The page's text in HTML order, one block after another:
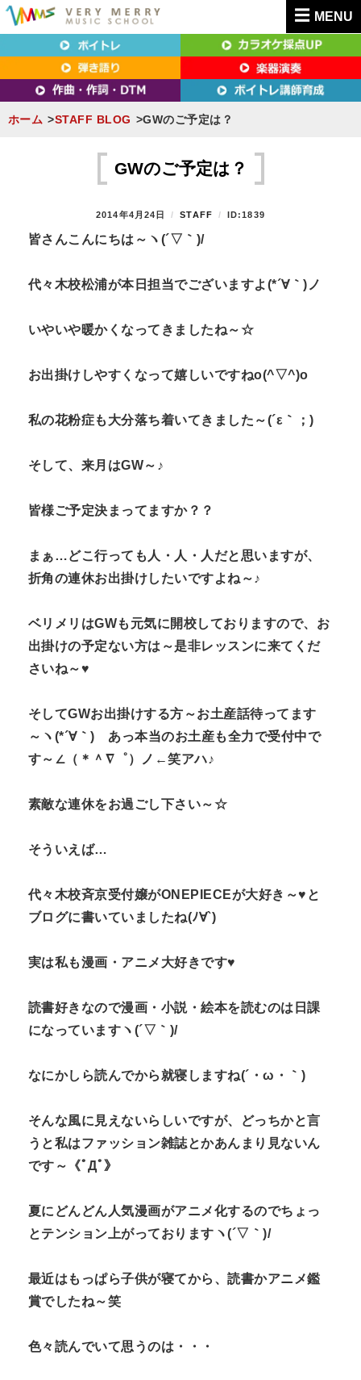
MENU
東京（新宿・八王子）・横浜・名古屋・京都で
「本気」になれるボイトレ教室｜VERY MERRY
MUSIC SCHOOL（ベリーメリー）
東京（新宿・八王子）・横浜・名古屋・京都で「本気」になれるボイトレ教室｜
VERY MERRY MUSIC SCHOOL（ベリーメリー）
ホーム STAFF BLOG GWのご予定は？
GWのご予定は？
P
S
E
D
2014年4月24日
B
STAFF ID:1839
皆さんこんにちは～ヽ(´▽｀)/
代々木校松浦が本日担当でございますよ(*´∀｀)ノ
いやいや暖かくなってきましたね～☆
お出掛けしやすくなって嬉しいですねo(^▽^)o
私の花粉症も大分落ち着いてきました～(´ε｀；)
そして、来月はGW～♪
皆様ご予定決まってますか？？
まぁ…どこ行っても人・人・人だと思いますが、
折角の連休お出掛けしたいですよね～♪
ベリメリはGWも元気に開校しておりますので、お
出掛けの予定ない方は～是非レッスンに来てくだ
さいね～♥
そしてGWお出掛けする方～お土産話待ってます
～ヽ(*´∀｀) あっ本当のお土産も全力で受付中で
す～∠（＊＾∇゜）ノ←笑アハ♪
素敵な連休をお過ごし下さい～☆
そういえば…
代々木校斉京受付嬢がONEPIECEが大好き～♥と
ブログに書いていましたね(ﾉ∀`)
実は私も漫画・アニメ大好きです♥
読書好きなので漫画・小説・絵本を読むのは日課
になっていますヽ(´▽｀)/
なにかしら読んでから就寝しますね(´・ω・｀)
そんな風に見えないらしいですが、どっちかと言
うと私はファッション雑誌とかあんまり見ないん
です～《ﾟДﾟ》
夏にどんどん人気漫画がアニメ化するのでちょっ
とテンション上がっておりますヽ(´▽｀)/
最近はもっぱら子供が寝てから、読書かアニメ鑑
賞でしたね～笑
色々読んでいて思うのは・・・